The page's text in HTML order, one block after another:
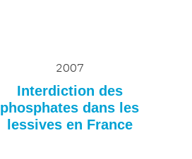
2007
Interdiction des
phosphates dans les
lessives en France